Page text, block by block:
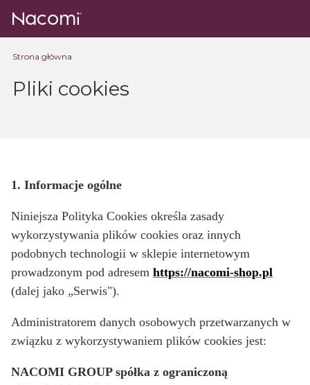
Strona główna
Pliki cookies
1. Informacje ogólne
Niniejsza Polityka Cookies określa zasady
wykorzystywania plików cookies oraz innych
podobnych technologii w sklepie internetowym
prowadzonym pod adresem https://nacomi-shop.pl
(dalej jako „Serwis").
Administratorem danych osobowych przetwarzanych w
związku z wykorzystywaniem plików cookies jest:
NACOMI GROUP spółka z ograniczoną